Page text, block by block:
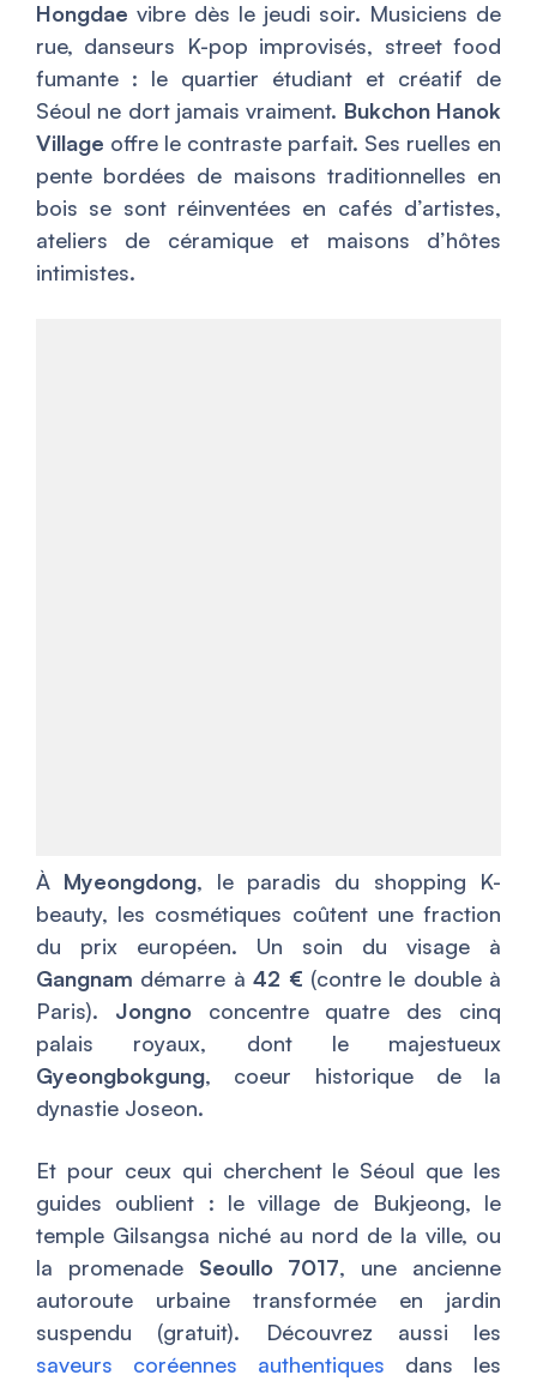
Hongdae vibre dès le jeudi soir. Musiciens de
rue, danseurs K-pop improvisés, street food
fumante : le quartier étudiant et créatif de
Séoul ne dort jamais vraiment. Bukchon Hanok
Village offre le contraste parfait. Ses ruelles en
pente bordées de maisons traditionnelles en
bois se sont réinventées en cafés d’artistes,
ateliers de céramique et maisons d’hôtes
intimistes.
À Myeongdong, le paradis du shopping K-
beauty, les cosmétiques coûtent une fraction
du prix européen. Un soin du visage à
Gangnam démarre à42 € (contre le double à
Paris). Jongnoconcentre quatre des cinq
palais royaux, dont le majestueux
Gyeongbokgung, coeur historique de la
dynastie Joseon.
Et pour ceux qui cherchent le Séoul que les
guides oublient : le village de Bukjeong, le
temple Gilsangsa niché au nord de la ville, ou
la promenade Seoullo 7017, une ancienne
autoroute urbaine transformée en jardin
suspendu (gratuit). Découvrez aussi les
saveurs coréennes authentiques dans les